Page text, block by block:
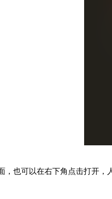
也可以在右下角点击打开，